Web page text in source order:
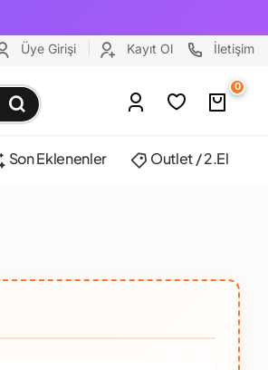
Üye Girişi Kayıt Ol İletişim
0
Son Eklenenler Outlet / 2.El